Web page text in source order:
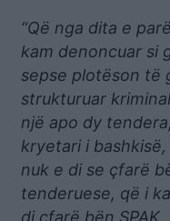
“Që nga dita e
kam denoncuar si
sepse plotëson të
strukturuar
një apo dy
kryetari i
nuk e di se çfarë
tenderuese, që i